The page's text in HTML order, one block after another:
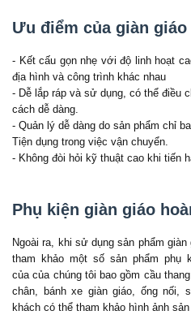
Ưu điểm của giàn
- Kết cấu gọn nhẹ với độ linh hoạt
địa hình và công trình khác nhau
- Dễ lắp ráp và sử dụng, có thể điều
cách dễ dàng.
- Quản lý dễ dàng do sản phẩm chỉ
Tiện dụng trong việc vận chuyển.
- Không đòi hỏi kỹ thuật cao khi tiến
Phụ kiện giàn giáo
Ngoài ra, khi sử dụng sản phẩm
tham khảo một số sản phẩm phụ
của của chúng tôi bao gồm cầu
chân, bánh xe giàn giáo, ống nối,
khách có thể tham khảo hình ảnh